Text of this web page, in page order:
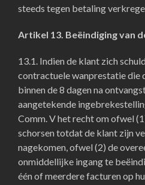
steeds tegen betaling
Artikel 13. Beëindiging van
13.1. Indien de klant zich
contractuele wanprestatie die
binnen de 8 dagen na
aangetekende
Comm. V het recht om ofwel
schorsen totdat de klant zijn
nagekomen, ofwel (2) de
onmiddellijke ingang te
één of meerdere facturen op